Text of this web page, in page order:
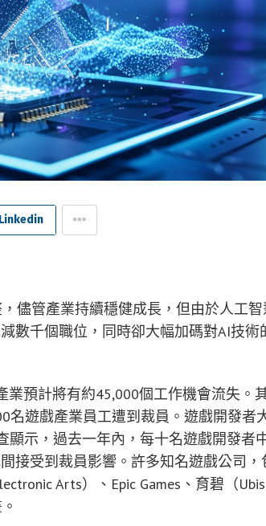
Linkedin
儘管產業持續穩健成長，但由於人工智
數千個職位，同時卻大幅加碼對AI技術
預計將有約45,000個工作機會流失。
名遊戲產業員工遭到裁員。遊戲開發者
顯示，過去一年內，每十名遊戲開發者
接受到裁員影響。許多知名遊戲公司，
Arts）、Epic Games、育碧（